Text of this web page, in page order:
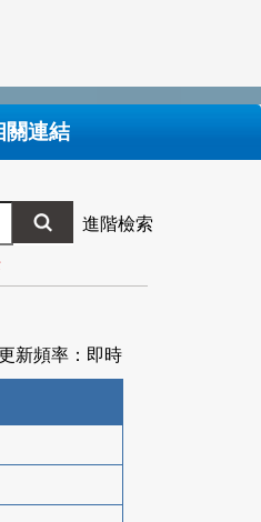
關連結
進階檢索
新頻率：即時